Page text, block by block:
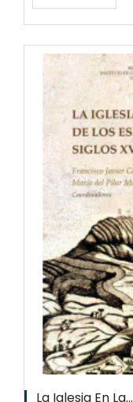
La Iglesia En La...